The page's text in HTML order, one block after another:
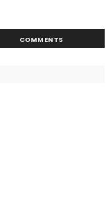
COMMENTS